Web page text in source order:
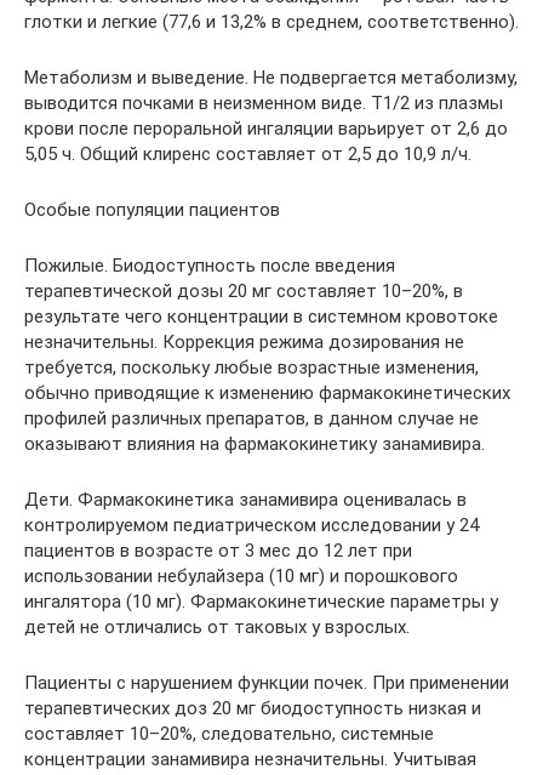
глотки и легкие (77,6 и 13,2% в среднем, соответственно).
Метаболизм и выведение. Не подвергается метаболизму,
выводится почками в неизменном виде. T1/2 из плазмы
крови после пероральной ингаляции варьирует от 2,6 до
5,05 ч. Общий клиренс составляет от 2,5 до 10,9 л/ч.
Особые популяции пациентов
Пожилые. Биодоступность после введения
терапевтической дозы 20 мг составляет 10–20%, в
результате чего концентрации в системном кровотоке
незначительны. Коррекция режима дозирования не
требуется, поскольку любые возрастные изменения,
обычно приводящие к изменению фармакокинетических
профилей различных препаратов, в данном случае не
оказывают влияния на фармакокинетику занамивира.
Дети. Фармакокинетика занамивира оценивалась в
контролируемом педиатрическом исследовании у 24
пациентов в возрасте от 3 мес до 12 лет при
использовании небулайзера (10 мг) и порошкового
ингалятора (10 мг). Фармакокинетические параметры у
детей не отличались от таковых у взрослых.
Пациенты с нарушением функции почек. При применении
терапевтических доз 20 мг биодоступность низкая и
составляет 10–20%, следовательно, системные
концентрации занамивира незначительны. Учитывая